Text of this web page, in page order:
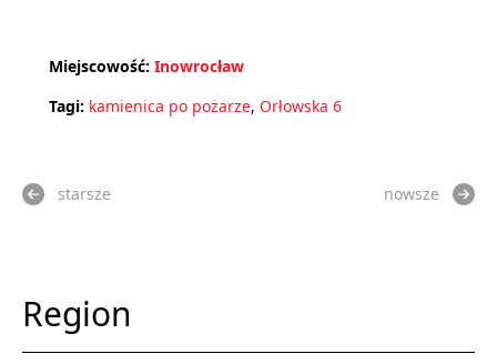
Miejscowość: Inowrocław
Tagi: kamienica po pożarze, Orłowska 6
starsze nowsze
Region